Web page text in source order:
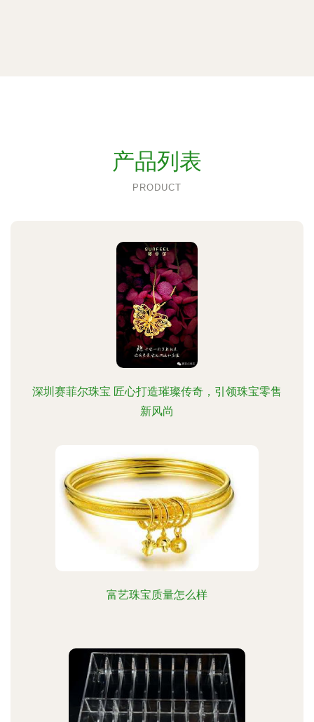
产品列表
PRODUCT
深圳赛菲尔珠宝 匠心打造璀璨传奇，引领珠宝零售
新风尚
富艺珠宝质量怎么样